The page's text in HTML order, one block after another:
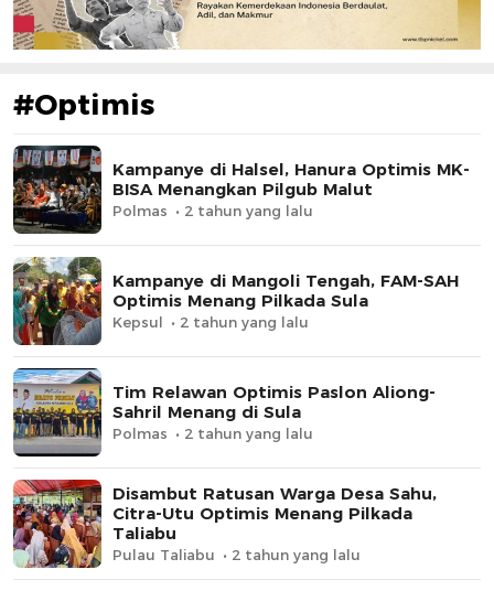
#Optimis
Kampanye di Halsel, Hanura Optimis MK-
BISA Menangkan Pilgub Malut
Polmas 2 tahun yang lalu
Kampanye di Mangoli Tengah, FAM-SAH
Optimis Menang Pilkada Sula
Kepsul 2 tahun yang lalu
Tim Relawan Optimis Paslon Aliong-
Sahril Menang di Sula
Polmas 2 tahun yang lalu
Disambut Ratusan Warga Desa Sahu,
Citra-Utu Optimis Menang Pilkada
Taliabu
Pulau Taliabu 2 tahun yang lalu